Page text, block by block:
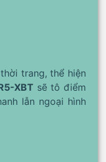
trang, thể hiện
XBT sẽ tô điểm
lẫn ngoại hình